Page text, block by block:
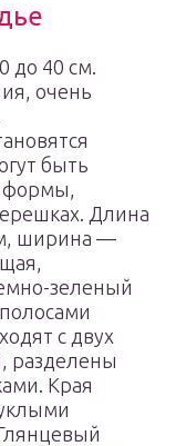
до 40 см.
очень
быть
формы,
Длина
ширина —
зеленый
с двух
разделены
Края